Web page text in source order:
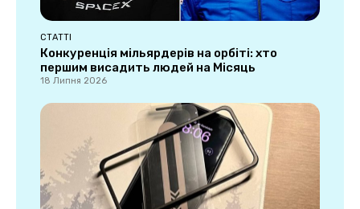
СТАТТІ
Конкуренція мільярдерів на орбіті: хто
першим висадить людей на Місяць
18 Липня 2026